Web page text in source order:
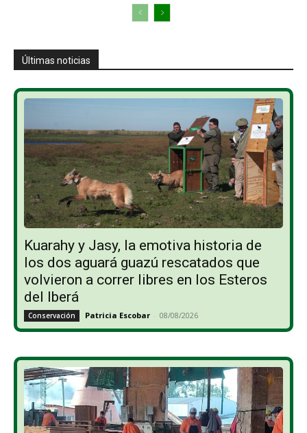
Últimas noticias
Kuarahy y Jasy, la emotiva historia de
los dos aguará guazú rescatados que
volvieron a correr libres en los Esteros
del Iberá
Conservación Patricia Escobar - 08/08/2026